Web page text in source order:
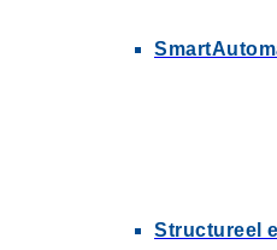
Structureel